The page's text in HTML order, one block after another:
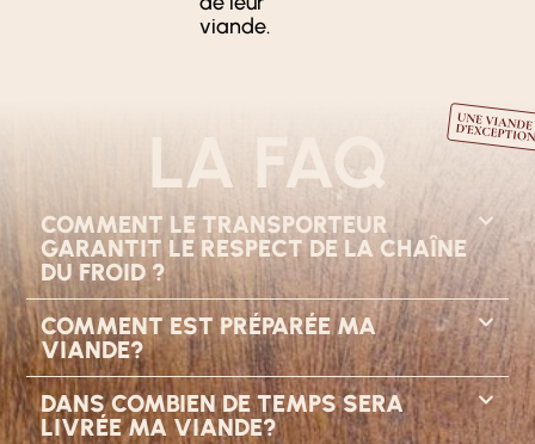
viande.
LA FAQ
COMMENT LE TRANSPORTEUR
GARANTIT LE RESPECT DE LA CHAÎNE
DU FROID ?
COMMENT EST PRÉPARÉE MA
VIANDE?
DANS COMBIEN DE TEMPS SERA
LIVRÉE MA VIANDE?